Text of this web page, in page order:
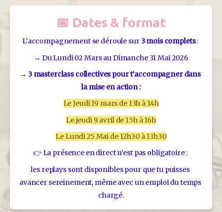
📅 Dates & format
L’accompagnement se déroule sur 3 mois complets :
→ Du Lundi 02 Mars au Dimanche 31 Mai 2026
→ 3 masterclass collectives pour t’accompagner dans
la mise en action :
Le Jeudi 19 mars de 13h à 14h
Le jeudi 9 avril de 15h à 16h
Le Lundi 25 Mai de 12h30 à 13h30
👉 La présence en direct n’est pas obligatoire :
les replays sont disponibles pour que tu puisses
avancer sereinement, même avec un emploi du temps
chargé.